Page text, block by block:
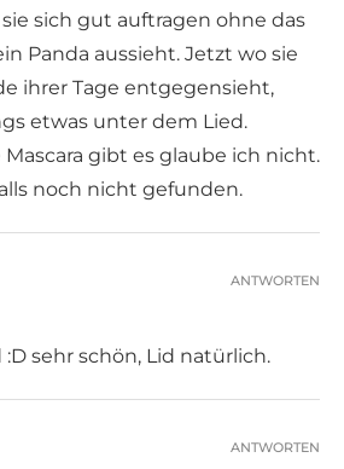
sich gut auftragen ohne das
Panda aussieht. Jetzt wo sie
ihrer Tage entgegensieht,
etwas unter dem Lied.
gibt es glaube ich nicht.
noch nicht gefunden.
sehr schön, Lid natürlich.
ANTWORTEN
ANTWORTEN